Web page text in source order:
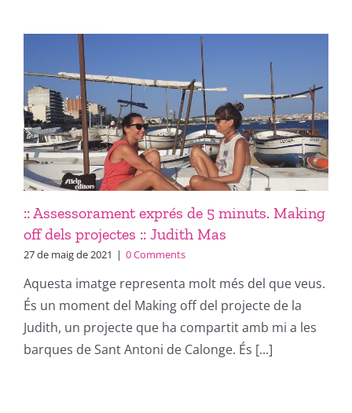
:: Assessorament exprés de 5 minuts. Making
off dels projectes :: Judith Mas
27 de maig de 2021 | 0 Comments
Aquesta imatge representa molt més del que veus.
És un moment del Making off del projecte de la
Judith, un projecte que ha compartit amb mi a les
barques de Sant Antoni de Calonge. És [...]